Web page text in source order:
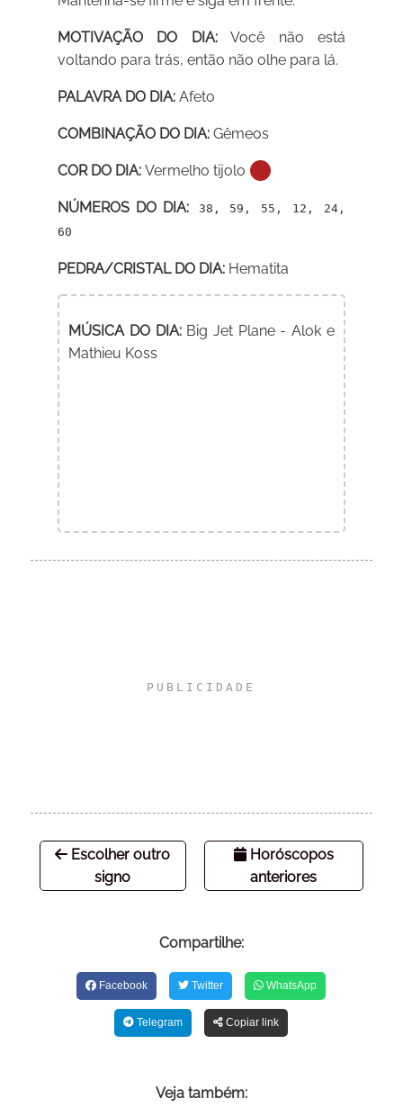
MOTIVAÇÃO DO DIA:Você não está
voltando para trás, então não olhe para lá.
PALAVRA DO DIA: Afeto
COMBINAÇÃO DO DIA: Gêmeos
COR DO DIA: Vermelho tijolo
NÚMEROS DO DIA:38, 59, 55, 12, 24,
60
PEDRA/CRISTAL DO DIA: Hematita
MÚSICA DO DIA:Big Jet Plane - Alok e
Mathieu Koss
Escolher outro
signo
Horóscopos
anteriores
Compartilhe:
Facebook Twitter WhatsApp
Telegram Copiar link
Veja também: